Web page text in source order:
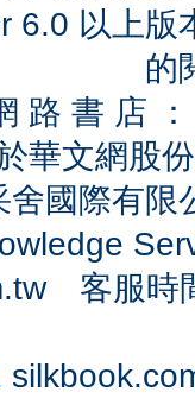
6.0 以上
的
路 書 店
華文網股
舍國際有
客服時